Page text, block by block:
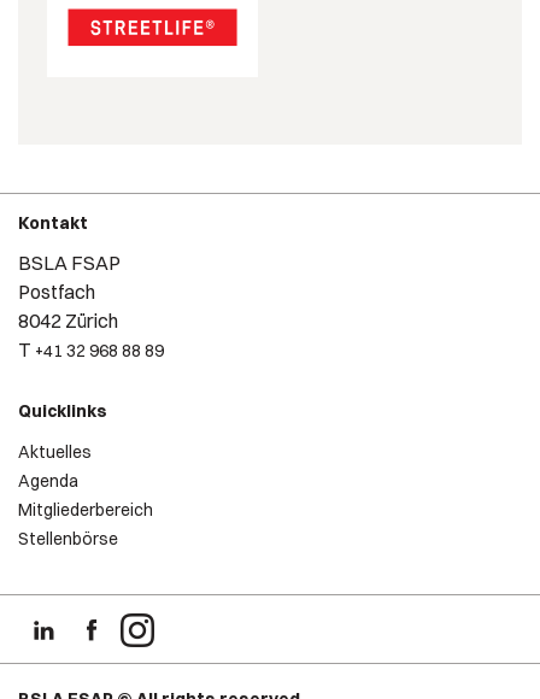
Kontakt
BSLA FSAP
Postfach
8042 Zürich
T +41 32 968 88 89
Quicklinks
Aktuelles
Agenda
Mitgliederbereich
Stellenbörse